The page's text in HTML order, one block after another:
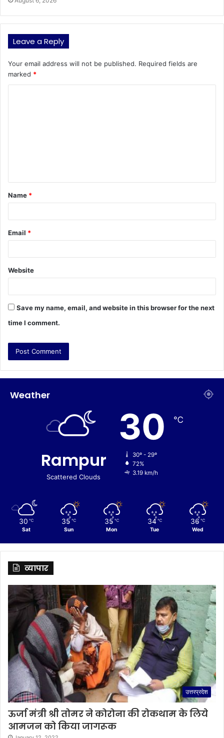
Leave a Reply
Your email address will not be published. Required fields are
marked *
t
*
Name *
Email *
Website
Save my name, email, and website in this browser for the next
time I comment.
Weather
Rampur
Scattered Clouds
30 ℃
30º - 29º
72%
3.19 km/h
30 ℃
Sat
35 ℃
Sun
35 ℃
Mon
34 ℃
Tue
36 ℃
Wed
व्यापार
उत्तरप्रदेश
ऊर्जा मंत्री श्री तोमर ने कोरोना की रोकथाम के लिये
आमजन को किया जागरूक